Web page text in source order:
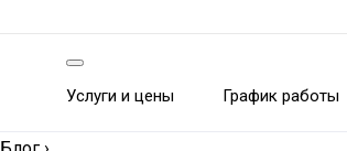
Услуги и цены График работы